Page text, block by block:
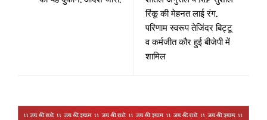
रिंकू की मेहनत लाई रंग,
परिणाम स्वरूप तेजिंदर बिट्टू
व कर्मजीत कौर हुई बीजेपी में
शामिल